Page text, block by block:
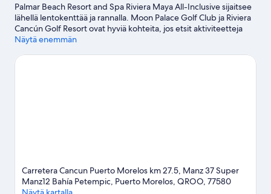
Palmar Beach Resort and Spa Riviera Maya All-Inclusive sijaitsee
lähellä lentokenttää ja rannalla. Moon Palace Golf Club ja Riviera
Cancún Golf Resort ovat hyviä kohteita, jos etsit aktiviteetteja
lomallesi, ja Isla Mujeresin länsirannikon, Punta Cancúnin ja Punta
suosituimmista nähtävyyksistä kiinnostuneille. Oletko matkalla
Näytä enemmän
Carretera Cancun Puerto Morelos km 27.5, Manz 37 Super
Manz12 Bahía Petempic, Puerto Morelos, QROO, 77580